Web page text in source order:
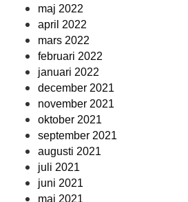
maj 2022
april 2022
mars 2022
februari 2022
januari 2022
december 2021
november 2021
oktober 2021
september 2021
augusti 2021
juli 2021
juni 2021
maj 2021